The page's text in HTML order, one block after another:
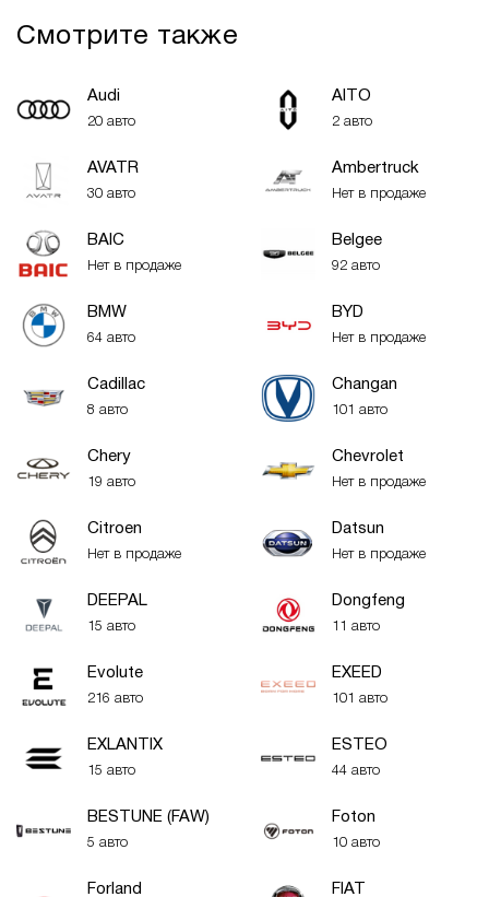
Смотрите также
Audi
20 авто
AITO
2 авто
AVATR
30 авто
Ambertruck
Нет в продаже
BAIC
Нет в продаже
Belgee
92 авто
BMW
64 авто
BYD
Нет в продаже
Cadillac
8 авто
Changan
101 авто
Chery
19 авто
Chevrolet
Нет в продаже
Citroen
Нет в продаже
Datsun
Нет в продаже
DEEPAL
15 авто
Dongfeng
11 авто
Evolute
216 авто
EXEED
101 авто
EXLANTIX
15 авто
ESTEO
44 авто
BESTUNE (FAW)
5 авто
Foton
10 авто
Forland FIAT